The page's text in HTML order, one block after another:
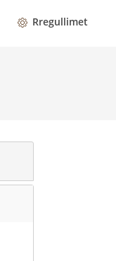
Rregullimet